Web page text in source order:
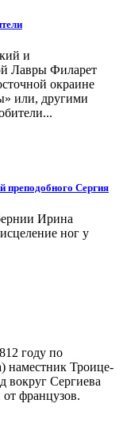
и
Лавры Филарет
окраине
или, другими
преподобного Сергия
Ирина
ног у
году по
наместник Троице-
вокруг Сергиева
от французов.